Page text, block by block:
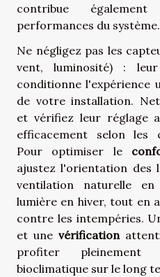
contribue
performances du système.
Ne négligez pas les
vent, luminosité) :
conditionne l'expérience
de votre installation.
et vérifiez leur réglage
efficacement selon les
Pour optimiser le
ajustez l'orientation des
ventilation naturelle
lumière en hiver, tout en
contre les intempéries.
et unevérification
profiter
bioclimatique sur le long